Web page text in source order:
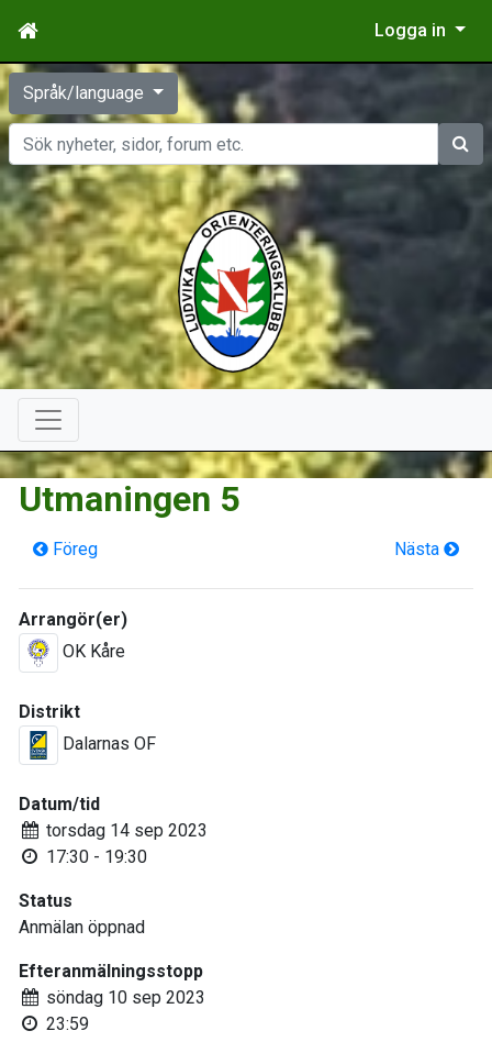
Logga in
Språk/language
Sök
Utmaningen 5
Föreg Nästa
Arrangör(er)
OK Kåre
Distrikt
Dalarnas OF
Datum/tid
torsdag 14 sep 2023
17:30 - 19:30
Status
Anmälan öppnad
Efteranmälningsstopp
söndag 10 sep 2023
23:59